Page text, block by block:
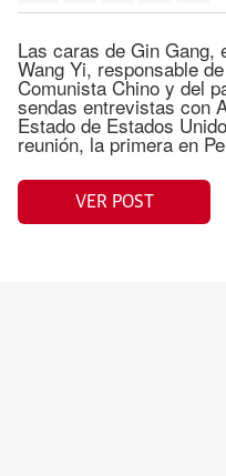
Las caras de Gin Gang,
Wang Yi, responsable
Comunista Chino y del
sendas entrevistas con
Estado de Estados
reunión, la primera en
VER POST